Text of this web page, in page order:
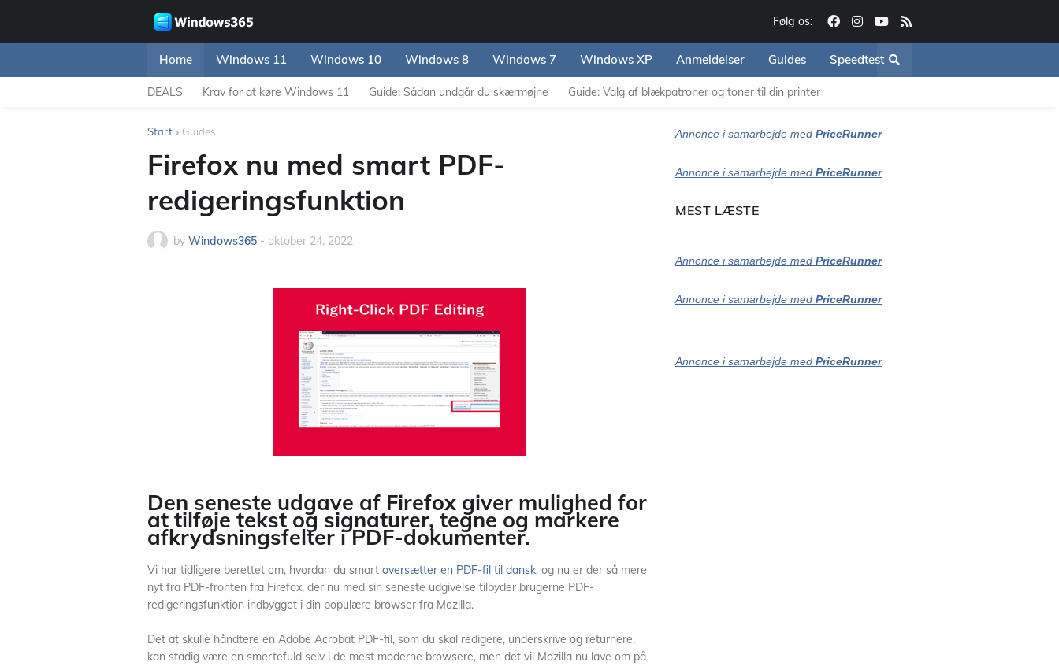
Følg os:
Home Windows 11 Windows 10 Windows 8 Windows 7 Windows XP Anmeldelser Guides Speedtest
DEALS Krav for at køre Windows 11 Guide: Sådan undgår du skærmøjne Guide: Valg af blækpatroner og toner til din printer
Start Guides
Firefox nu med smart PDF-
redigeringsfunktion
by Windows365 - oktober 24, 2022
Den seneste udgave af Firefox giver mulighed for
at tilføje tekst og signaturer, tegne og markere
afkrydsningsfelter i PDF-dokumenter.
Vi har tidligere berettet om, hvordan du smart oversætter en PDF-fil til dansk, og nu er der så mere
nyt fra PDF-fronten fra Firefox, der nu med sin seneste udgivelse tilbyder brugerne PDF-
redigeringsfunktion indbygget i din populære browser fra Mozilla.
Det at skulle håndtere en Adobe Acrobat PDF-fil, som du skal redigere, underskrive og returnere,
kan stadig være en smertefuld selv i de mest moderne browsere, men det vil Mozilla nu lave om på
Annonce i samarbejde med PriceRunner
Annonce i samarbejde med PriceRunner
MEST LÆSTE
Annonce i samarbejde med PriceRunner
Annonce i samarbejde med PriceRunner
Annonce i samarbejde med PriceRunner